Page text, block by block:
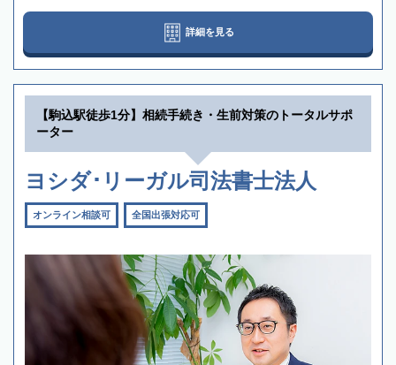
詳細を見る
【駒込駅徒歩1分】相続手続き・生前対策のトータルサポ
ーター
ヨシダ･リーガル司法書士法人
オンライン相談可 全国出張対応可